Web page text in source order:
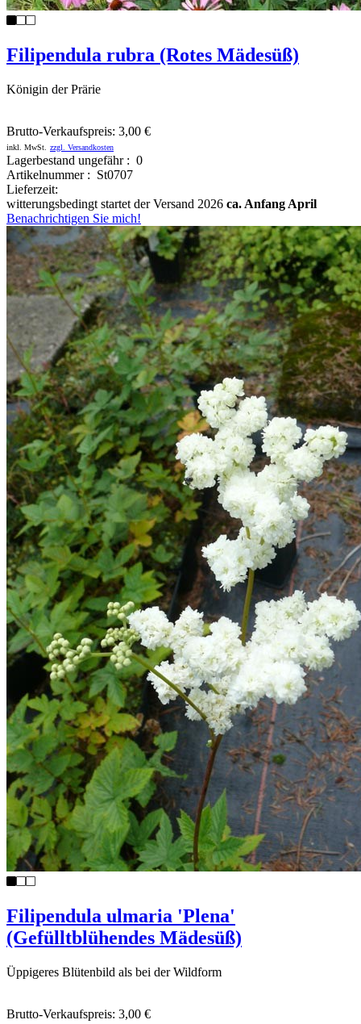
Filipendula rubra (Rotes Mädesüß)
Königin der Prärie
Brutto-Verkaufspreis: 3,00 €
inkl. MwSt. zzgl. Versandkosten
Lagerbestand ungefähr : 0
Artikelnummer : St0707
Lieferzeit:
witterungsbedingt startet der Versand 2026 ca. Anfang April
Benachrichtigen Sie mich!
Filipendula ulmaria 'Plena'
(Gefülltblühendes Mädesüß)
Üppigeres Blütenbild als bei der Wildform
Brutto-Verkaufspreis: 3,00 €